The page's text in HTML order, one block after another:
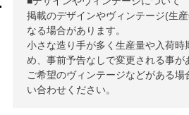
掲載のデザインやヴィンテージ(生
なる場合があります。
小さな造り手が多く生産量や入荷時
め、事前予告なしで変更される事が
ご希望のヴィンテージなどがある場
い合わせください。